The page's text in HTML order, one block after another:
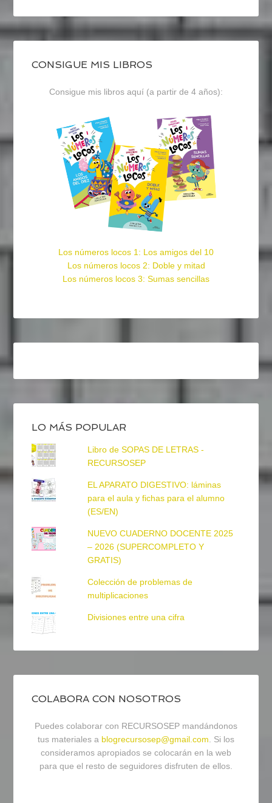
CONSIGUE MIS LIBROS
Consigue mis libros aquí (a partir de 4 años):
Los números locos 1: Los amigos del 10
Los números locos 2: Doble y mitad
Los números locos 3: Sumas sencillas
LO MÁS POPULAR
Libro de SOPAS DE LETRAS -
RECURSOSEP
EL APARATO DIGESTIVO: láminas
para el aula y fichas para el alumno
(ES/EN)
NUEVO CUADERNO DOCENTE 2025
– 2026 (SUPERCOMPLETO Y
GRATIS)
Colección de problemas de
multiplicaciones
Divisiones entre una cifra
COLABORA CON NOSOTROS
Puedes colaborar con RECURSOSEP mandándonos
tus materiales a blogrecursosep@gmail.com. Si los
consideramos apropiados se colocarán en la web
para que el resto de seguidores disfruten de ellos.